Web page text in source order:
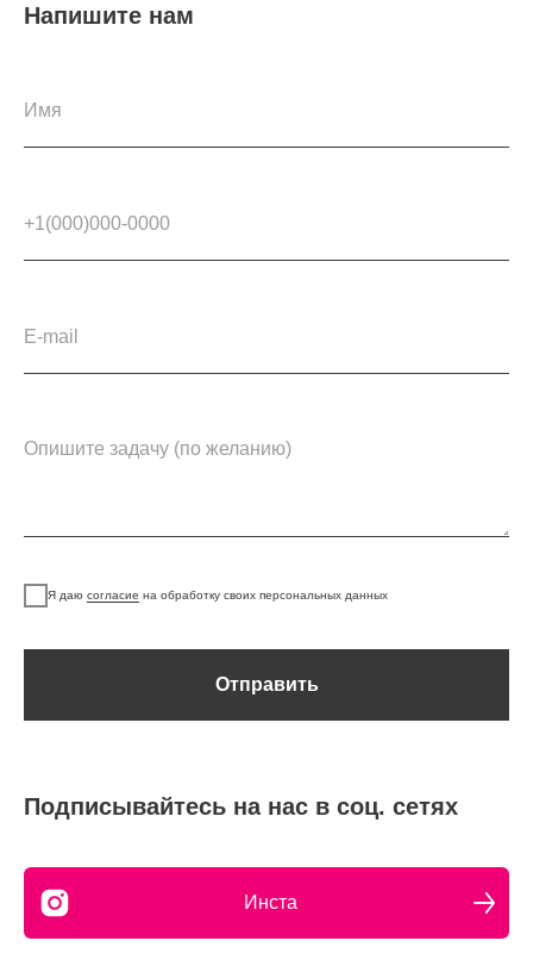
Напишите нам
Я даю согласие на обработку своих персональных данных
Отправить
Подписывайтесь на нас в соц. сетях
Инста